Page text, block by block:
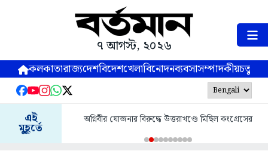
৭ আগস্ট, ২০২৬
কলকাতারাজ্যদেশবিদেশখেলাবিনোদনব্যবসাসম্পাদকীয়
এই
মুহূর্তে
অগ্নিবীর যোজনার বিরুদ্ধে উত্তরাখণ্ডে মিছিল কংগ্রেসের